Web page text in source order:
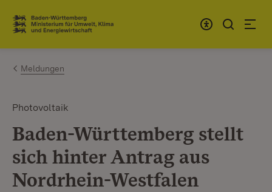
Zum Inhalt springen
Link zur Startseite
Meldungen
Photovoltaik
Baden-Württemberg stellt
sich hinter Antrag aus
Nordrhein-Westfalen